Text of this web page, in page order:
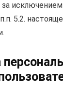
исключением
5.2.